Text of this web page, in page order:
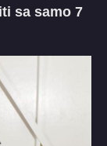
sa samo 7